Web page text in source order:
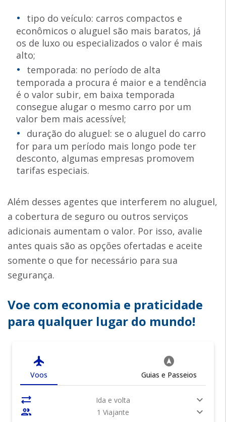
tipo do veículo: carros compactos e
econômicos o aluguel são mais baratos, já
os de luxo ou especializados o valor é mais
alto;
temporada: no período de alta
temporada a procura é maior e a tendência
é o valor subir, em baixa temporada
consegue alugar o mesmo carro por um
valor bem mais acessível;
duração do aluguel: se o aluguel do carro
for para um período mais longo pode ter
desconto, algumas empresas promovem
tarifas especiais.
Além desses agentes que interferem no aluguel,
a cobertura de seguro ou outros serviços
adicionais aumentam o valor. Por isso, avalie
antes quais são as opções ofertadas e aceite
somente o que for necessário para sua
segurança.
Voe com economia e praticidade
para qualquer lugar do mundo!
flight
Voos
assistant_navigation
Guias e Passeios
sync_alt Ida e volta
expand_more
people
1 Viajante expand_more